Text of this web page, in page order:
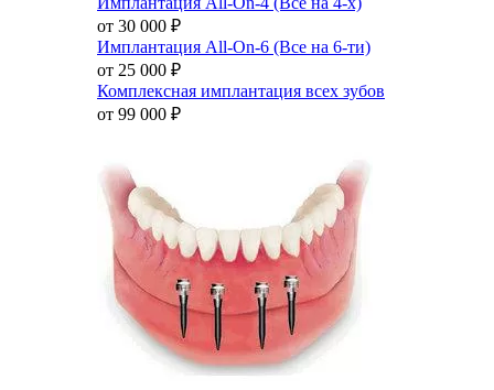
от 30 000 ₽
Имплантация All-On-6 (Все на 6-ти)
от 25 000 ₽
Комплексная имплантация всех зубов
от 99 000 ₽